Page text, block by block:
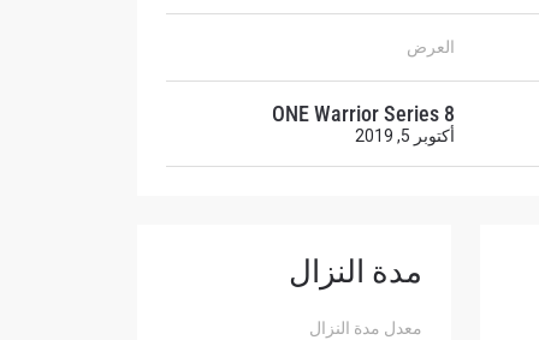
العرض
ONE Warrior Series 8
أكتوبر 5, 2019
مدة النزال
معدل مدة النزال
في